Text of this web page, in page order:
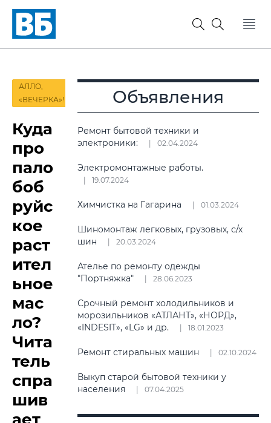
АЛЛО,
«ВЕЧЕРКА»!
Куда
про
пало
боб
руйс
кое
раст
ител
ьное
мас
ло?
Чита
тель
спра
шив
Объявления
Ремонт бытовой техники и
электроники:
02.04.2024
Электромонтажные работы.
19.07.2024
Химчистка на Гагарина 01.03.2024
Шиномонтаж легковых, грузовых, с/х
шин
20.03.2024
Ателье по ремонту одежды
"Портняжка"
28.06.2023
Срочный ремонт холодильников и
морозильников «АТЛАНТ», «НОРД»,
«INDESIT», «LG» и др.
18.01.2023
Ремонт стиральных машин 02.10.2024
Выкуп старой бытовой техники у
населения
07.04.2025